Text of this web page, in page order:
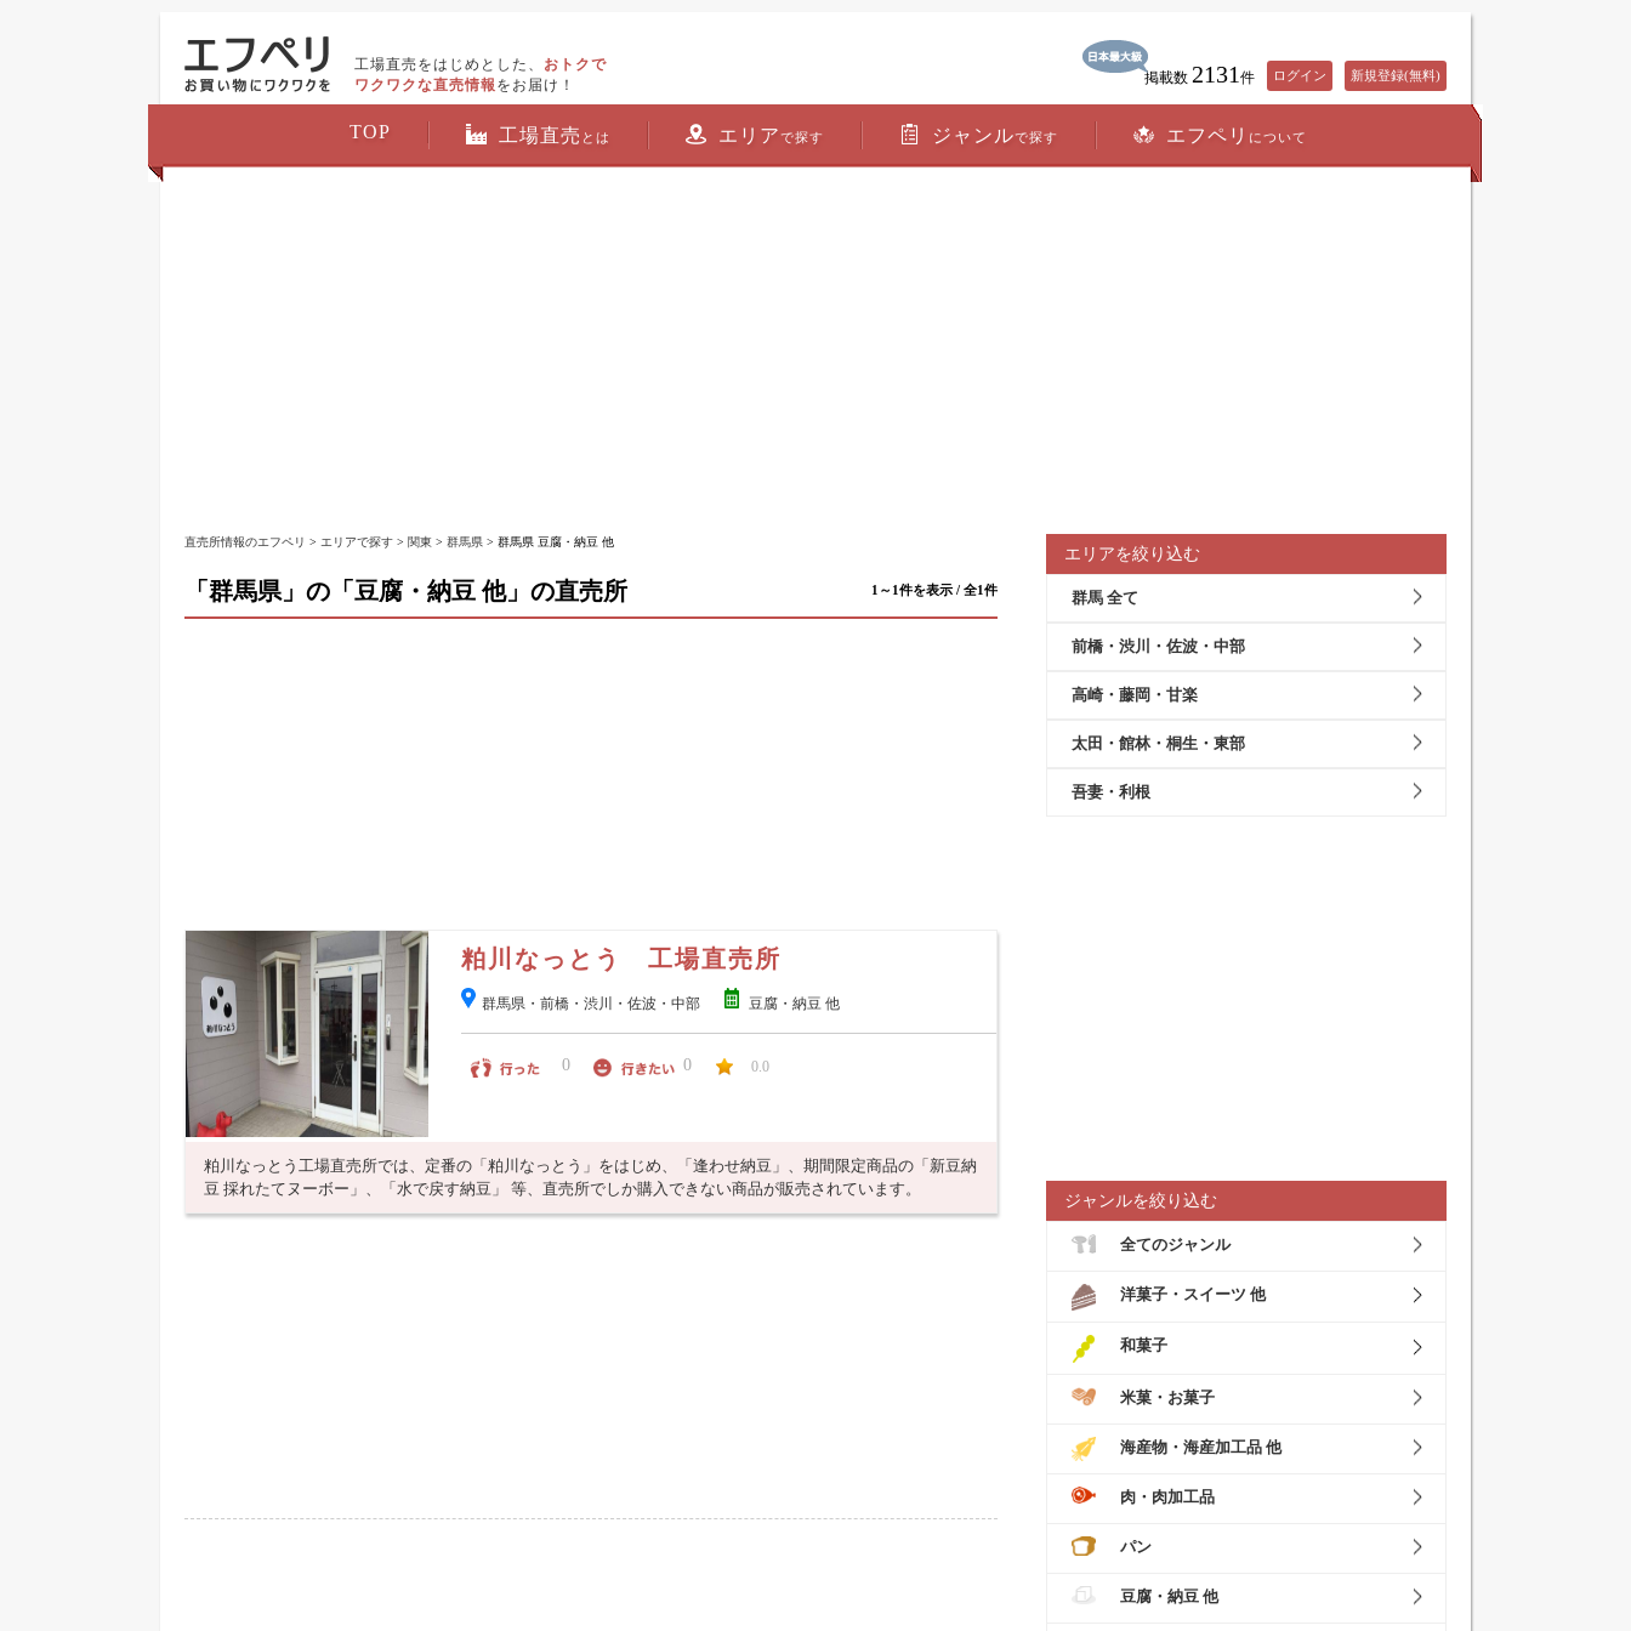
工場直売をはじめとした、 おトクで
ワクワクな直売情報 をお届け！ 掲載数 2131 件 ログイン 新規登録(無料)
TOP 工場直売 とは エリアで探す ジャンルで探す エフペリ について
直売所情報のエフペリ > エリアで探す > 関東 > 群馬県 > 群馬県 豆腐・納豆 他
「群馬県」の「豆腐・納豆 他」の直売所 1～1件を表示 / 全1件
粕川なっとう 工場直売所
群馬県・前橋・渋川・佐波・中部 豆腐・納豆 他
0 0 0.0
粕川なっとう工場直売所では、定番の「粕川なっとう」をはじめ、「逢わせ納豆」、期間限定商品の「新豆納
豆 採れたてヌーボー」、「水で戻す納豆」 等、直売所でしか購入できない商品が販売されています。
エリアを絞り込む
群馬 全て
前橋・渋川・佐波・中部
高崎・藤岡・甘楽
太田・館林・桐生・東部
吾妻・利根
ジャンルを絞り込む
全てのジャンル
洋菓子・スイーツ 他
和菓子
米菓・お菓子
海産物・海産加工品 他
肉・肉加工品
パン
豆腐・納豆 他